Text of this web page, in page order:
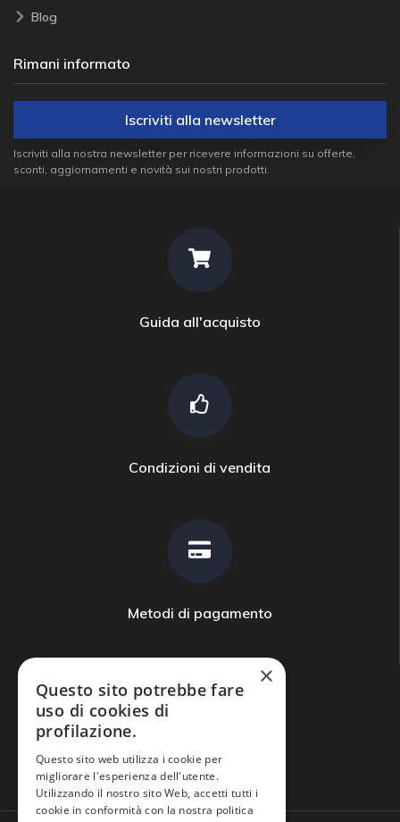
Blog
Rimani informato
Iscriviti alla newsletter
Iscriviti alla nostra newsletter per ricevere informazioni su offerte,
sconti, aggiornamenti e novità sui nostri prodotti.
Guida all'acquisto
Condizioni di vendita
Metodi di pagamento
Domande frequenti
×
Questo sito potrebbe fare
uso di cookies di
profilazione.
Questo sito web utilizza i cookie per
migliorare l'esperienza dell'utente.
Utilizzando il nostro sito Web, accetti tutti i
cookie in conformità con la nostra politica